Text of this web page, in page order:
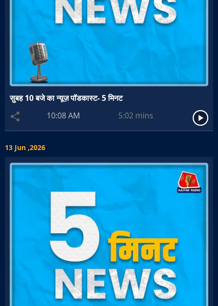
सुबह 10 बजे का न्यूज़ पॉडकास्ट- 5 मिनट
10:08 AM
5:02 mins
13 Jun ,2026